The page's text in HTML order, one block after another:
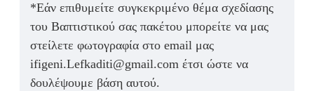
*Εάν επιθυμείτε συγκεκριμένο θέμα σχεδίασης
του Βαπτιστικού σας πακέτου μπορείτε να μας
στείλετε φωτογραφία στο email μας
ifigeni.Lefkaditi@gmail.com έτσι ώστε να
δουλέψουμε βάση αυτού.